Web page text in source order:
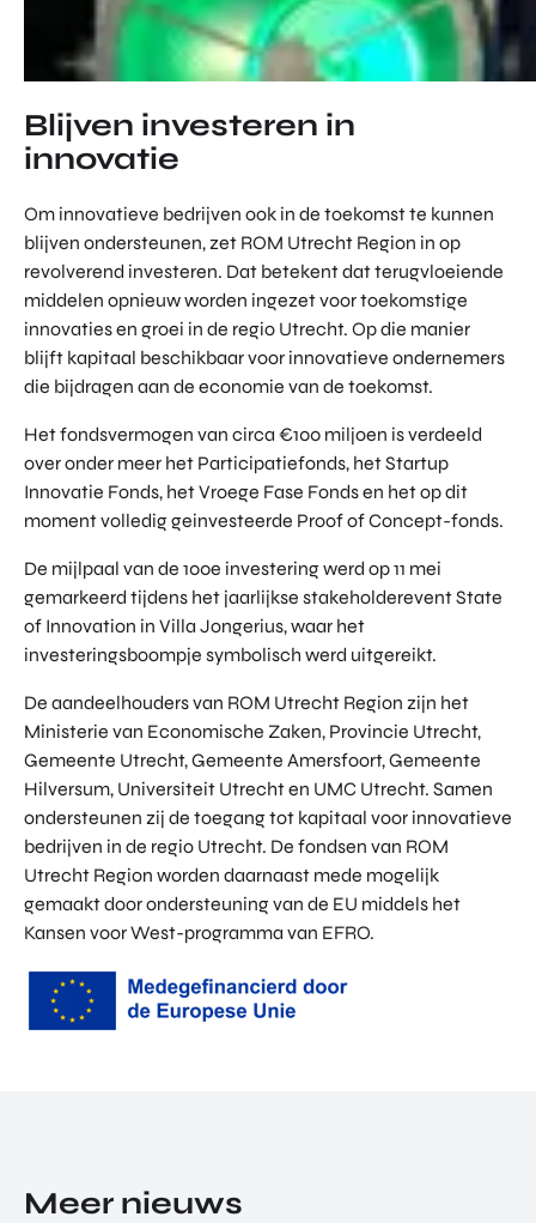
Blijven investeren in
innovatie
Om innovatieve bedrijven ook in de toekomst te kunnen
blijven ondersteunen, zet ROM Utrecht Region in op
revolverend investeren. Dat betekent dat terugvloeiende
middelen opnieuw worden ingezet voor toekomstige
innovaties en groei in de regio Utrecht. Op die manier
blijft kapitaal beschikbaar voor innovatieve ondernemers
die bijdragen aan de economie van de toekomst.
Het fondsvermogen van circa €100 miljoen is verdeeld
over onder meer het Participatiefonds, het Startup
Innovatie Fonds, het Vroege Fase Fonds en het op dit
moment volledig geinvesteerde Proof of Concept-fonds.
De mijlpaal van de 100e investering werd op 11 mei
gemarkeerd tijdens het jaarlijkse stakeholderevent State
of Innovation in Villa Jongerius, waar het
investeringsboompje symbolisch werd uitgereikt.
De aandeelhouders van ROM Utrecht Region zijn het
Ministerie van Economische Zaken, Provincie Utrecht,
Gemeente Utrecht, Gemeente Amersfoort, Gemeente
Hilversum, Universiteit Utrecht en UMC Utrecht. Samen
ondersteunen zij de toegang tot kapitaal voor innovatieve
bedrijven in de regio Utrecht. De fondsen van ROM
Utrecht Region worden daarnaast mede mogelijk
gemaakt door ondersteuning van de EU middels het
Kansen voor West-programma van EFRO.
Meer nieuws